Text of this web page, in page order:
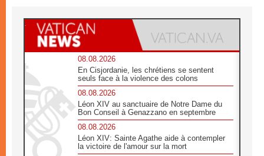
08.08.2026
En Cisjordanie, les chrétiens se sentent
seuls face à la violence des colons
08.08.2026
Léon XIV au sanctuaire de Notre Dame du
Bon Conseil à Genazzano en septembre
08.08.2026
Léon XIV: Sainte Agathe aide à contempler
la victoire de l'amour sur la mort